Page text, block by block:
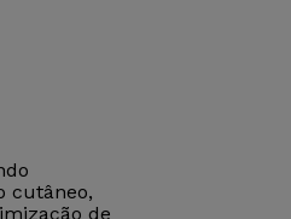
cutâneo,
de